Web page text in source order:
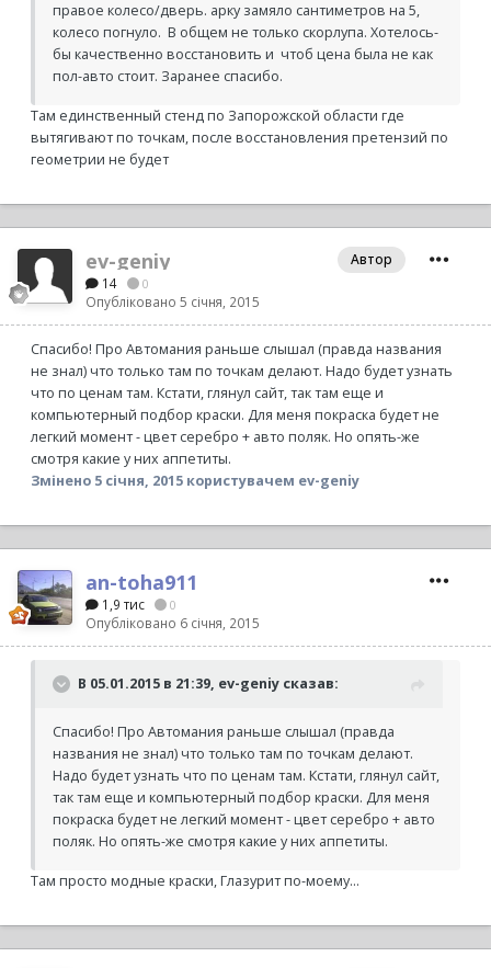
правое колесо/дверь. арку замяло сантиметров на 5,
колесо погнуло. В общем не только скорлупа. Хотелось-
бы качественно восстановить и чтоб цена была не как
пол-авто стоит. Заранее спасибо.
Там единственный стенд по Запорожской области где
вытягивают по точкам, после восстановления претензий по
геометрии не будет
ev-geniy
14 0
Опубліковано 5 січня, 2015
Автор
Спасибо! Про Автомания раньше слышал (правда названия
не знал) что только там по точкам делают. Надо будет узнать
что по ценам там. Кстати, глянул сайт, так там еще и
компьютерный подбор краски. Для меня покраска будет не
легкий момент - цвет серебро + авто поляк. Но опять-же
смотря какие у них аппетиты.
Змінено 5 січня, 2015 користувачем ev-geniy
an-toha911
1,9 тис 0
Опубліковано 6 січня, 2015
В 05.01.2015 в 21:39, ev-geniy сказав:
Спасибо! Про Автомания раньше слышал (правда
названия не знал) что только там по точкам делают.
Надо будет узнать что по ценам там. Кстати, глянул сайт,
так там еще и компьютерный подбор краски. Для меня
покраска будет не легкий момент - цвет серебро + авто
поляк. Но опять-же смотря какие у них аппетиты.
Там просто модные краски, Глазурит по-моему...